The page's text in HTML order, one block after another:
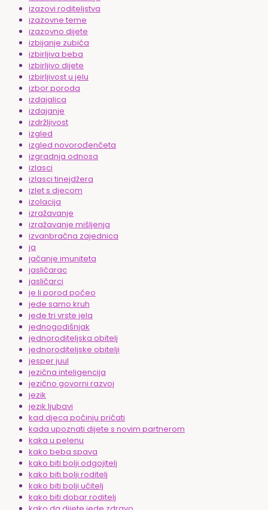
izazovi roditeljstva
izazovne teme
izazovno dijete
izbijanje zubića
izbirljiva beba
izbirljivo dijete
izbirljivost u jelu
izbor poroda
izdajalica
izdajanje
izdržljivost
izgled
izgled novorođenčeta
izgradnja odnosa
izlasci
izlasci tinejdžera
izlet s djecom
izolacija
izražavanje
izražavanje mišljenja
izvanbračna zajednica
ja
jačanje imuniteta
jasličarac
jasličarci
je li porod počeo
jede samo kruh
jede tri vrste jela
jednogodišnjak
jednoroditeljska obitelj
jednoroditeljske obitelji
jesper juul
jezična inteligencija
jezično govorni razvoj
jezik
jezik ljubavi
kad djeca počinju pričati
kada upoznati dijete s novim partnerom
kaka u pelenu
kako beba spava
kako biti bolji odgojitelj
kako biti bolji roditelj
kako biti bolji učitelj
kako biti dobar roditelj